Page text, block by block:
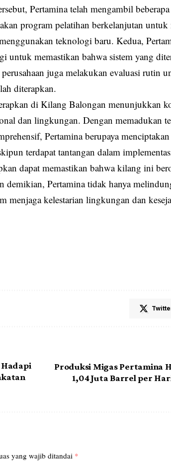
Pertamina telah mengambil
program pelatihan berkelanjutan
teknologi baru. Kedua,
untuk memastikan bahwa sistem yang
juga melakukan evaluasi rutin
diterapkan.
di Kilang Balongan menunjukkan
dan lingkungan. Dengan memadukan
Pertamina berupaya
terdapat tantangan dalam
dapat memastikan bahwa kilang ini
demikian, Pertamina tidak hanya
menjaga kelestarian lingkungan dan
Produksi Migas Pertamina
1,04 Juta Barrel per
yang wajib ditandai *